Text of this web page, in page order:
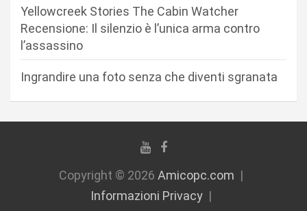
Yellowcreek Stories The Cabin Watcher
Recensione: Il silenzio è l’unica arma contro
l’assassino
Ingrandire una foto senza che diventi sgranata
Copyright © 2026 Amicopc.com
Informazioni Privacy